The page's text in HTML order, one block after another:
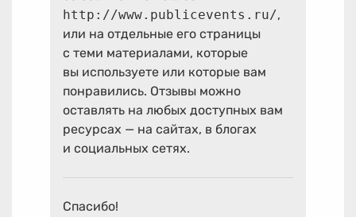
http://www.publicevents.ru/,
или на отдельные его страницы
с теми материалами, которые
вы используете или которые вам
понравились. Отзывы можно
оставлять на любых доступных вам
ресурсах — на сайтах, в блогах
и социальных сетях.
Спасибо!